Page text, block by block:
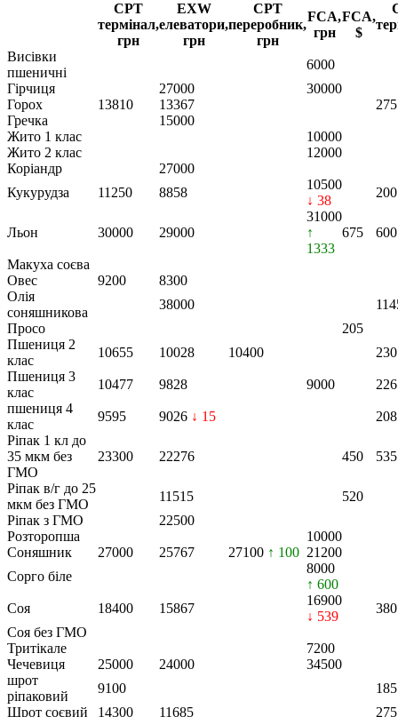
CPT
термінал,
грн
EXW
елеватори,
грн
CPT
переробник,
грн
FCA,
грн
FCA,
$
Висівки
пшеничні
6000
Гірчиця
27000
30000
Горох
13810 13367
275
Гречка
15000
Жито 1 клас
10000
Жито 2 клас
12000
Коріандр
27000
Кукурудза
11250 8858
10500
↓ 38
200
Льон 30000 29000
31000
↑
1333
675 600
Макуха соєва
Овес
9200
8300
Олія
соняшникова
38000
Просо
205
Пшениця 2
клас
10655 10028 10400
230
Пшениця 3
клас
10477 9828 9000
226
пшениця 4
клас
9595 9026 ↓ 15
208
Ріпак 1 кл до
35 мкм без
ГМО
23300 22276 450 535
Ріпак в/г до 25
мкм без ГМО
11515
520
Ріпак з ГМО
22500
Розторопша
10000
Соняшник
27000 25767 27100 ↑ 100 21200
Сорго біле
8000
↑ 600
Соя
18400 15867
16900
↓ 539
380
Соя без ГМО
Тритікале
7200
Чечевиця
25000 24000
34500
шрот
ріпаковий
9100
185
Шрот соєвий
14300 11685
275